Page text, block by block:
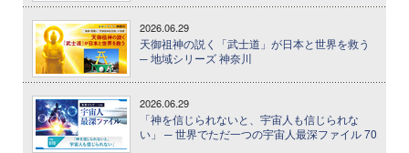
2026.06.29
天御祖神の説く「武士道」が日本と世界を救う
─ 地域シリーズ 神奈川
2026.06.29
「神を信じられないと、宇宙人も信じられな
い」 ─ 世界でただ一つの宇宙人最深ファイル 70